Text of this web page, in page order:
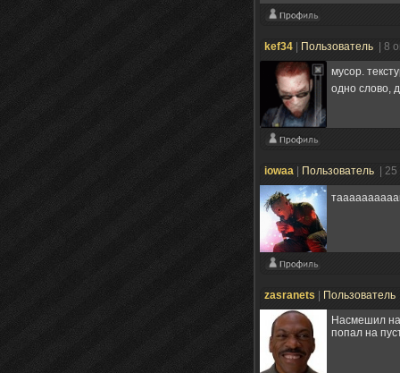
kef34 Пользователь
| 8
мусор.
одно слово,
iowaa Пользователь |
zasranets Пользователь
Насмешил
попал на